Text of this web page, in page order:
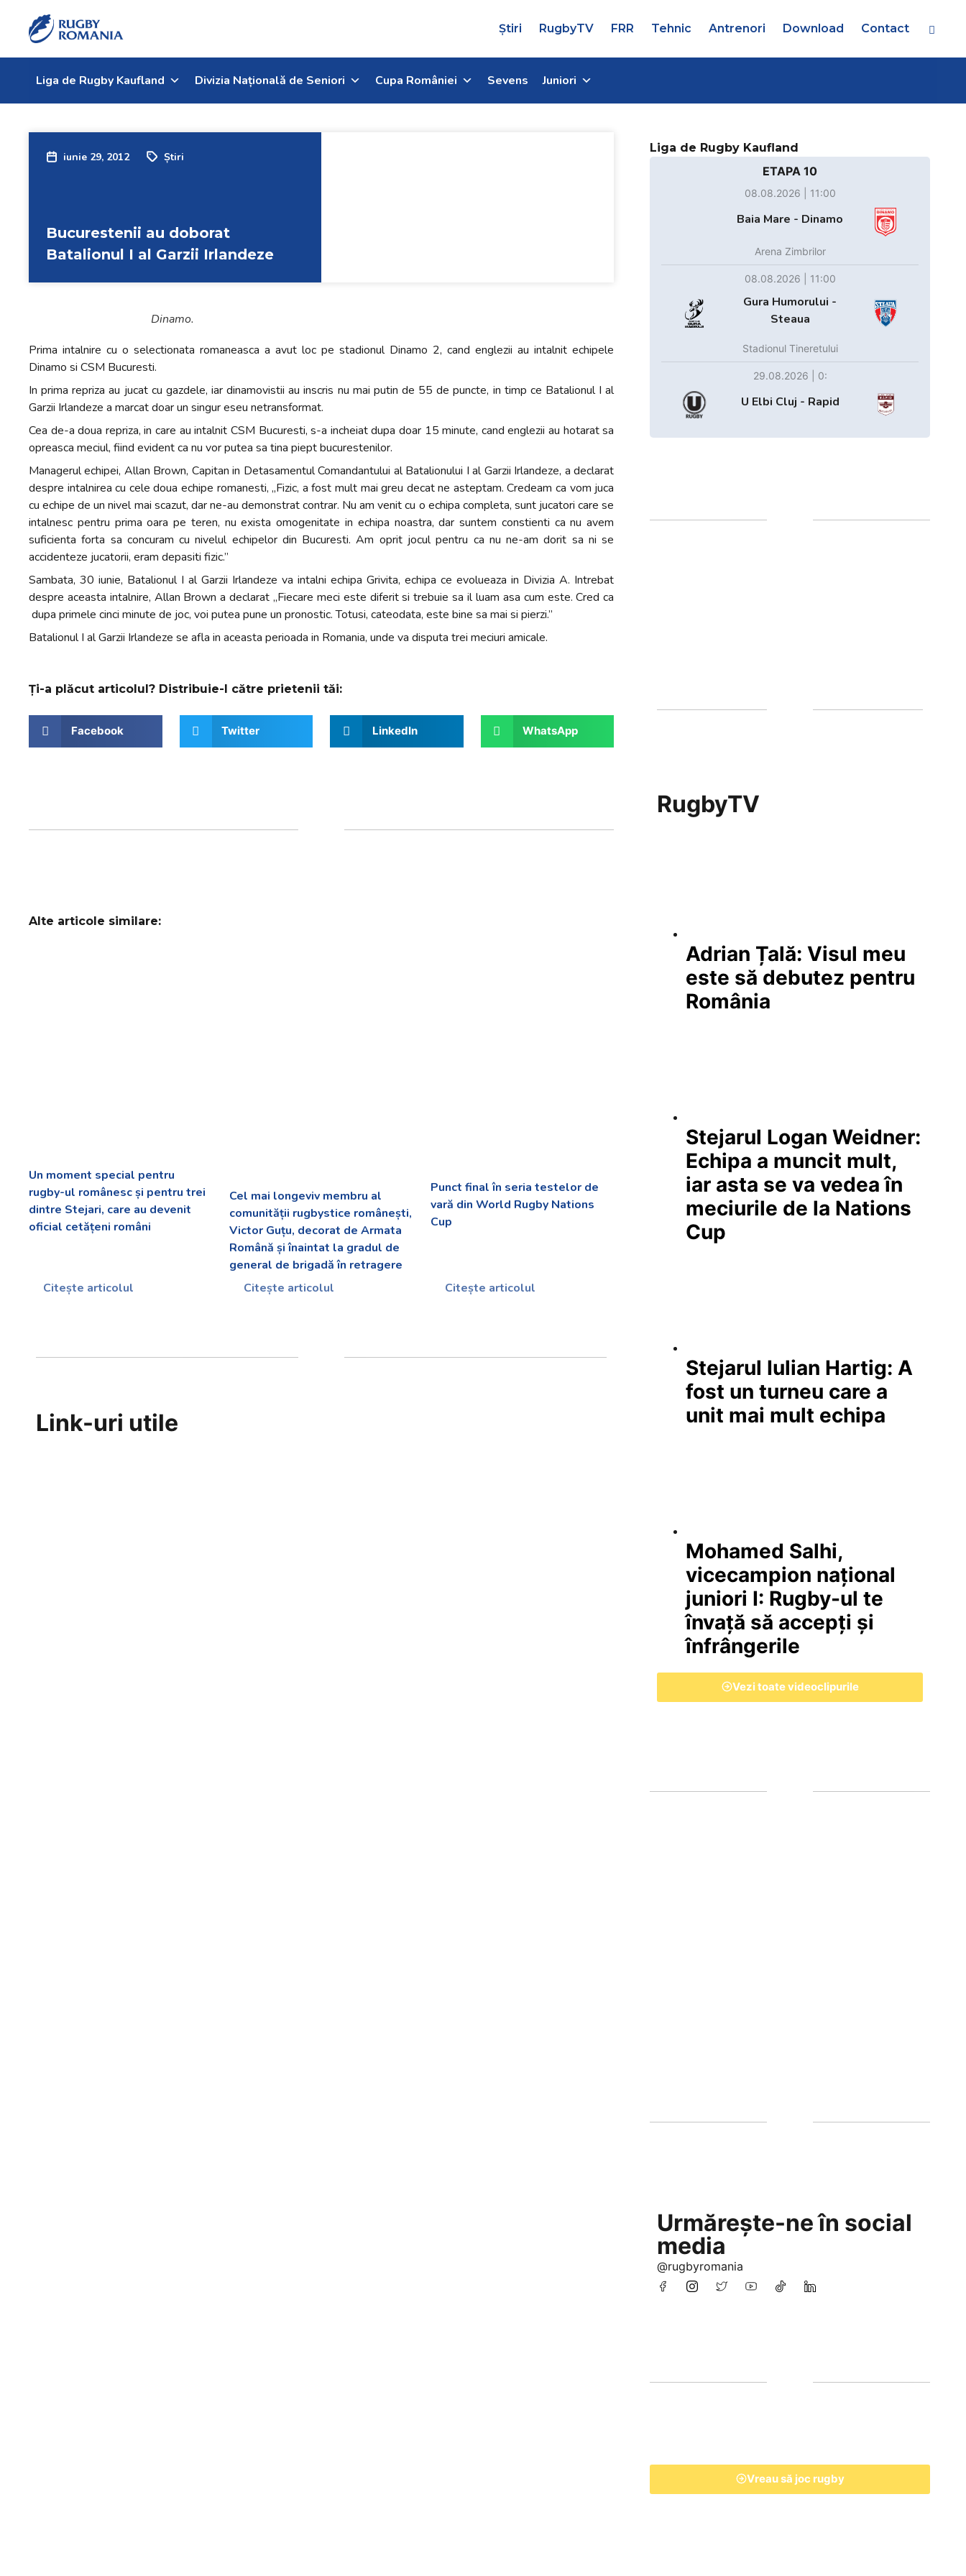
in
reader.
Accessibility
reader,
shortcut
activates
navigate
interact
content.
Știri RugbyTV FRR Tehnic Antrenori Download Contact
Liga de Rugby Kaufland Divizia Națională de Seniori Cupa României Sevens Juniori
iunie 29, 2012 Știri
Bucurestenii au doborat
Batalionul I al Garzii Irlandeze
Dinamo.
Prima intalnire cu o selectionata romaneasca a avut loc pe stadionul Dinamo 2, cand englezii au intalnit echipele
Dinamo si CSM Bucuresti.
In prima repriza au jucat cu gazdele, iar dinamovistii au inscris nu mai putin de 55 de puncte, in timp ce Batalionul I al
Garzii Irlandeze a marcat doar un singur eseu netransformat.
Cea de-a doua repriza, in care au intalnit CSM Bucuresti, s-a incheiat dupa doar 15 minute, cand englezii au hotarat sa
opreasca meciul, fiind evident ca nu vor putea sa tina piept bucurestenilor.
Managerul echipei, Allan Brown, Capitan in Detasamentul Comandantului al Batalionului I al Garzii Irlandeze, a declarat
despre intalnirea cu cele doua echipe romanesti, „Fizic, a fost mult mai greu decat ne asteptam. Credeam ca vom juca
cu echipe de un nivel mai scazut, dar ne-au demonstrat contrar. Nu am venit cu o echipa completa, sunt jucatori care se
intalnesc pentru prima oara pe teren, nu exista omogenitate in echipa noastra, dar suntem constienti ca nu avem
suficienta forta sa concuram cu nivelul echipelor din Bucuresti. Am oprit jocul pentru ca nu ne-am dorit sa ni se
accidenteze jucatorii, eram depasiti fizic.”
Sambata, 30 iunie, Batalionul I al Garzii Irlandeze va intalni echipa Grivita, echipa ce evolueaza in Divizia A. Intrebat
despre aceasta intalnire, Allan Brown a declarat „Fiecare meci este diferit si trebuie sa il luam asa cum este. Cred ca
dupa primele cinci minute de joc, voi putea pune un pronostic. Totusi, cateodata, este bine sa mai si pierzi.”
Batalionul I al Garzii Irlandeze se afla in aceasta perioada in Romania, unde va disputa trei meciuri amicale.
Ți-a plăcut articolul? Distribuie-l către prietenii tăi:
Facebook Twitter LinkedIn WhatsApp
Alte articole similare:
Un moment special pentru
rugby-ul românesc și pentru trei
dintre Stejari, care au devenit
oficial cetățeni români
Citește articolul
Cel mai longeviv membru al
comunității rugbystice românești,
Victor Guțu, decorat de Armata
Română și înaintat la gradul de
general de brigadă în retragere
Citește articolul
Punct final în seria testelor de
vară din World Rugby Nations
Cup
Citește articolul
Link-uri utile
Liga de Rugby Kaufland
ETAPA 10
08.08.2026 | 11:00
Baia Mare - Dinamo
Arena Zimbrilor
08.08.2026 | 11:00
Gura Humorului -
Steaua
Stadionul Tineretului
29.08.2026 | 0:
U Elbi Cluj - Rapid
RugbyTV
Adrian Țală: Visul meu
este să debutez pentru
România
Stejarul Logan Weidner:
Echipa a muncit mult,
iar asta se va vedea în
meciurile de la Nations
Cup
Stejarul Iulian Hartig: A
fost un turneu care a
unit mai mult echipa
Mohamed Salhi,
vicecampion național
juniori I: Rugby-ul te
învață să accepți și
înfrângerile
Vezi toate videoclipurile
Urmărește-ne în social
media
@rugbyromania
Vreau să joc rugby